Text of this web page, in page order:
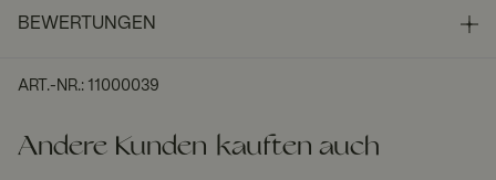
BEWERTUNGEN
ART.-NR.: 11000039
Andere Kunden kauften auch